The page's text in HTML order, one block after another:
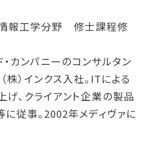
報工学分野 修士課程修
・カンパニーのコンサルタン
株）インクス入社。ITによる
、クライアント企業の製品
従事。2002年メディヴァに